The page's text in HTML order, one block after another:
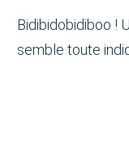
Bidibidobidiboo !
semble toute